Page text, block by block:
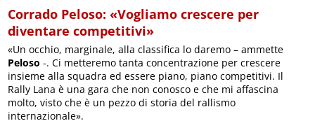
Corrado Peloso: «Vogliamo crescere per
diventare competitivi»
«Un occhio, marginale, alla classifica lo daremo – ammette
Peloso -. Ci metteremo tanta concentrazione per crescere
insieme alla squadra ed essere piano, piano competitivi. Il
Rally Lana è una gara che non conosco e che mi affascina
molto, visto che è un pezzo di storia del rallismo
internazionale».